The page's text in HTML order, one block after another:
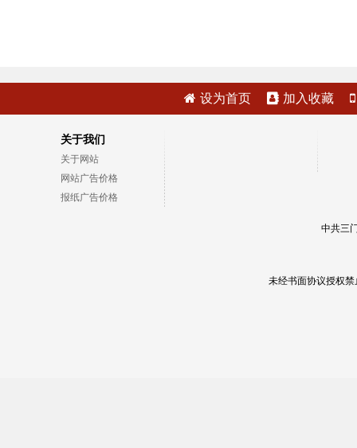
设为首页 加入收藏
关于我们
关于网站
网站广告价格
报纸广告价格
中共三
未经书面协议授权